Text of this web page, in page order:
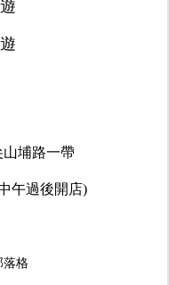
埔路一帶
午過後開店)
落格